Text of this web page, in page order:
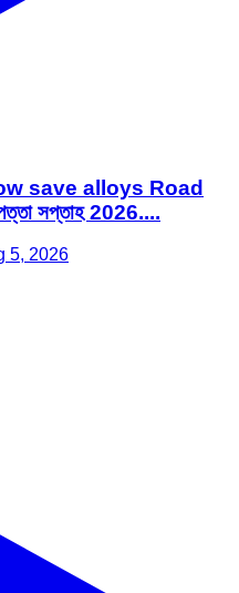
save alloys Road
সপ্তাহ 2026....
5, 2026